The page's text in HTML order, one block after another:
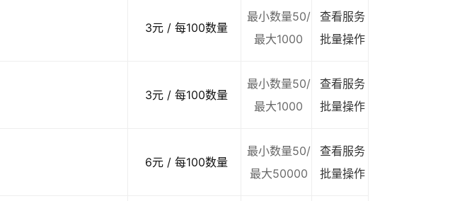
3元 / 每100数量
最小数量50/
最大1000
查看服务
批量操作
3元 / 每100数量
最小数量50/
最大1000
查看服务
批量操作
6元 / 每100数量
最小数量50/
最大50000
查看服务
批量操作